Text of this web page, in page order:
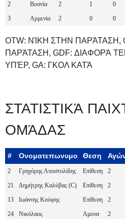
2
Βοσνία 2 1 0
3
Αρμενία 2 0 0
OTW: ΝΊΚΗ ΣΤΗΝ ΠΑΡΆΤΑΣΗ,
ΠΑΡΆΤΑΣΗ, GDF: ΔΙΑΦΟΡΆ
ΥΠΈΡ, GA: ΓΚΟΛ ΚΑΤΆ
ΣΤΑΤΙΣΤΙΚΆ
ΟΜΆΔΑΣ
# Ονοματεπωνυμο Θεση
2 Γρηγόρης Αποστολίδης Επίθεση 2
21
Δημήτρης Καλύβας (C) Επίθεση 2
13
Ιωάννης Κούφης Επίθεση 2
24
Νικόλαος
Αμυνα 2